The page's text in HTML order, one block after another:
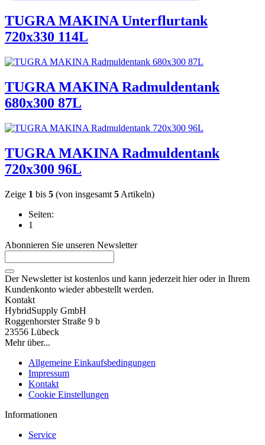
TUGRA MAKINA Unterflurtank
720x330 114L
TUGRA MAKINA Radmuldentank
680x300 87L
TUGRA MAKINA Radmuldentank
720x300 96L
Zeige 1 bis 5 (von insgesamt 5 Artikeln)
Seiten:
1
Abonnieren Sie unseren Newsletter
Der Newsletter ist kostenlos und kann jederzeit hier oder in Ihrem
Kundenkonto wieder abbestellt werden.
Kontakt
HybridSupply GmbH
Roggenhorster Straße 9 b
23556 Lübeck
Mehr über...
Allgemeine Einkaufsbedingungen
Impressum
Kontakt
Cookie Einstellungen
Informationen
Service